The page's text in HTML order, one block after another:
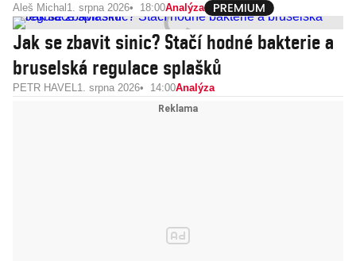
Aleš Michal 1. srpna 2026 18:00Analýza
Jak se zbavit sinic? Stačí hodné bakterie a
bruselská regulace splašků
PETR HAVEL1. srpna 2026 14:00Analýza